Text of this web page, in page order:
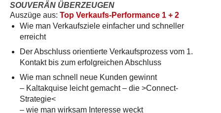
SOUVERÄN ÜBERZEUGEN
Auszüge aus: Top Verkaufs-Performance 1 + 2
Wie man Verkaufsziele einfacher und schneller
erreicht
Der Abschluss orientierte Verkaufsprozess vom 1.
Kontakt bis zum erfolgreichen Abschluss
Wie man schnell neue Kunden gewinnt
– Kaltakquise leicht gemacht – die >Connect-
Strategie<
– wie man wirksam Interesse weckt